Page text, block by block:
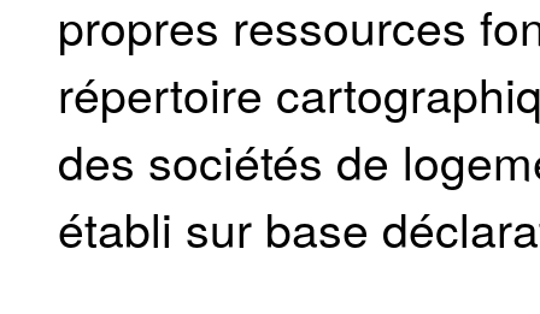
propres ressources
répertoire
des sociétés de
établi sur base